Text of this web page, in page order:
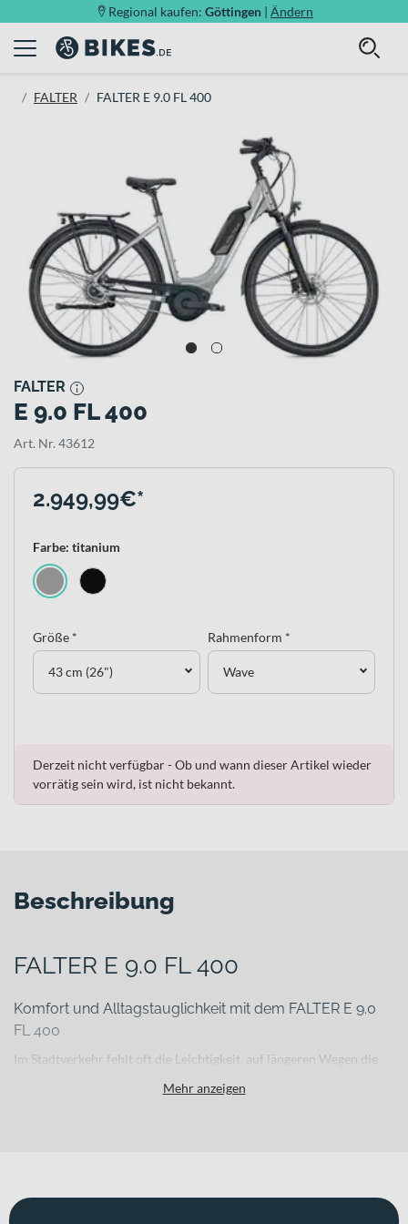
Regional kaufen: Göttingen | Ändern
FALTER FALTER E 9.0 FL 400
FALTER
E 9.0 FL 400
Art. Nr. 43612
2.949,99€*
Farbe: titanium
Größe *
43 cm (26")
Rahmenform *
Wave
Derzeit nicht verfügbar - Ob und wann dieser Artikel wieder
vorrätig sein wird, ist nicht bekannt.
Beschreibung
FALTER E 9.0 FL 400
Komfort und Alltagstauglichkeit mit dem FALTER E 9.0
FL 400
Im Stadtverkehr fehlt oft die Leichtigkeit, auf längeren Wegen die
Bike unterstützt Dich zuverlässig auf dem täglichen Weg zur Arbeit,
Mehr anzeigen